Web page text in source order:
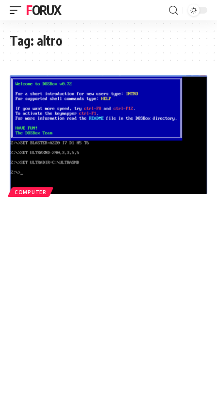
FORUX
Tag: altro
COMPUTER